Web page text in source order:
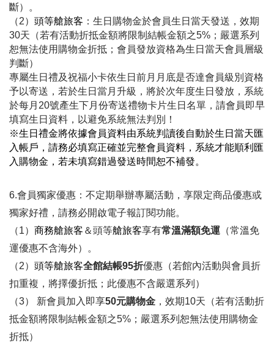
斷）。
（2） 頭等艙旅客 ：生日購物金於會員生日當天發送，效期
30天（若有活動折抵金額將限制結帳金額之5%；嚴選系列
恕無法使用購物金折抵；會員發放資格為生日當天會員層級
判斷）
專屬生日禮及祝福小卡依生日前月月底是否達會員級別資格
予以寄送，若於生日當月升級，將於次年度生日發放，系統
於每月20號產生下月份寄送禮物卡片生日名單，請會員即早
填寫生日資料，以避免系統無法判別！
※生日禮金將依據會員資料由系統判讀後自動於生日當天匯
入帳戶，請務必填寫正確並完整會員資料，系統才能順利匯
入購物金，若未填寫錯過發送時間恕不補發。
6.會員獨家優惠：不定期舉辦專屬活動，享限定商品優惠或
獨家好禮，請務必開啟電子報訂閱功能。
（1） 商務艙旅客 ＆頭等艙旅客享有常溫滿額免運 （常溫免
運優惠不含海外）。
（2） 頭等艙旅客全館結帳95折優惠（若館內活動與會員折
扣重複，將擇優折抵；此優惠不含嚴選系列）
（3） 新會員加入即享50元購物金 ，效期10天（若有活動折
抵金額將限制結帳金額之5%；嚴選系列恕無法使用購物金
折抵）